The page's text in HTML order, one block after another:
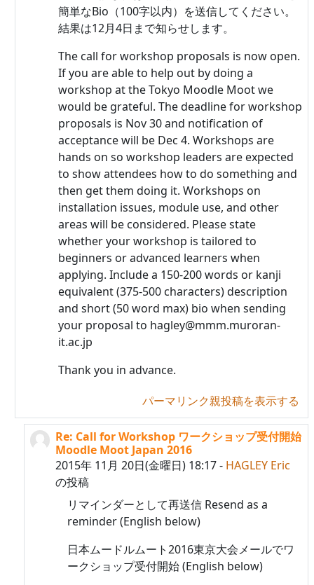
簡単なBio（100字以内）を送信してください。
結果は12月4日まで知らせします。
The call for workshop proposals is now open.
If you are able to help out by doing a
workshop at the Tokyo Moodle Moot we
would be grateful. The deadline for workshop
proposals is Nov 30 and notification of
acceptance will be Dec 4. Workshops are
hands on so workshop leaders are expected
to show attendees how to do something and
then get them doing it. Workshops on
installation issues, module use, and other
areas will be considered. Please state
whether your workshop is tailored to
beginners or advanced learners when
applying. Include a 150-200 words or kanji
equivalent (375-500 characters) description
and short (50 word max) bio when sending
your proposal to hagley@mmm.muroran-
it.ac.jp
Thank you in advance.
パーマリンク親投稿を表示する
HAGLEY Eric への返信
Re: Call for Workshop ワークショップ受付開始
Moodle Moot Japan 2016
2015年 11月 20日(金曜日) 18:17- HAGLEY Eric
の投稿
リマインダーとして再送信 Resend as a
reminder (English below)
日本ムードルムート2016東京大会メールでワ
ークショップ受付開始 (English below)